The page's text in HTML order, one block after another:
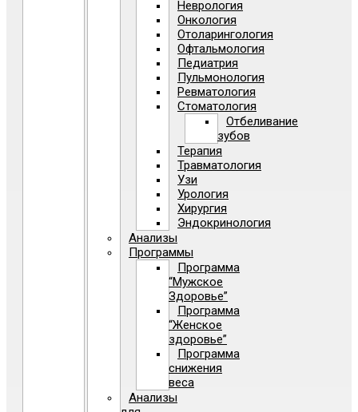
Неврология
Онкология
Отоларингология
Офтальмология
Педиатрия
Пульмонология
Ревматология
Стоматология
Отбеливание
зубов
Терапия
Травматология
Узи
Урология
Хирургия
Эндокринология
Анализы
Программы
Программа
“Мужское
Здоровье”
Программа
“Женское
здоровье”
Программа
снижения
веса
Анализы